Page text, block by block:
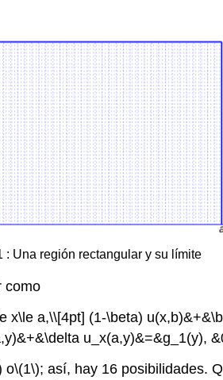
: Una región rectangular y su límite
como
a,\\[4pt] (1-\beta)
u_x(a,y)&=&g_1(y),
o\(1\); así, hay 16 posibilidades.